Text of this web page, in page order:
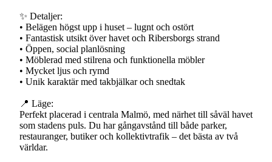
✨ Detaljer:
• Belägen högst upp i huset – lugnt och ostört
• Fantastisk utsikt över havet och Ribersborgs strand
• Öppen, social planlösning
• Möblerad med stilrena och funktionella möbler
• Mycket ljus och rymd
• Unik karaktär med takbjälkar och snedtak
📍 Läge:
Perfekt placerad i centrala Malmö, med närhet till såväl havet
som stadens puls. Du har gångavstånd till både parker,
restauranger, butiker och kollektivtrafik – det bästa av två
världar.